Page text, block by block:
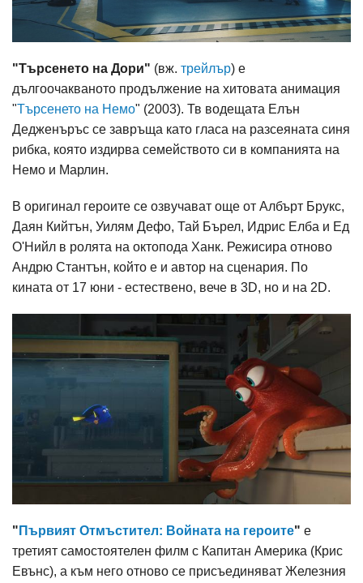
"Търсенето на Дори" (вж. трейлър) е
дългоочакваното продължение на хитовата анимация
"Търсенето на Немо" (2003). Тв водещата Елън
Дедженъръс се завръща като гласа на разсеяната синя
рибка, която издирва семейството си в компанията на
Немо и Марлин.
В оригинал героите се озвучават още от Албърт Брукс,
Даян Кийтън, Уилям Дефо, Тай Бърел, Идрис Елба и Ед
О'Нийл в ролята на октопода Ханк. Режисира отново
Андрю Стантън, който е и автор на сценария. По
кината от 17 юни - естествено, вече в 3D, но и на 2D.
" Първият Отмъстител: Войната на героите" е
третият самостоятелен филм с Капитан Америка (Крис
Евънс), а към него отново се присъединяват Железния